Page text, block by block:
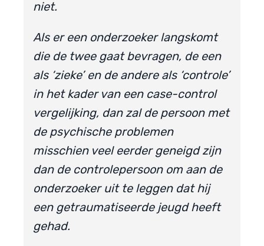
niet.
Als er een onderzoeker langskomt
die de twee gaat bevragen, de een
als ‘zieke’ en de andere als ‘controle’
in het kader van een case-control
vergelijking, dan zal de persoon met
de psychische problemen
misschien veel eerder geneigd zijn
dan de controlepersoon om aan de
onderzoeker uit te leggen dat hij
een getraumatiseerde jeugd heeft
gehad.